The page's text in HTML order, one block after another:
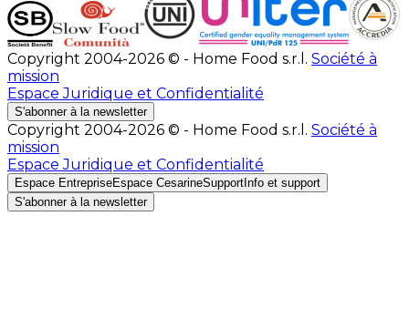
Copyright 2004-2026 © - Home Food s.r.l. Société à
mission
Espace Juridique et Confidentialité
S'abonner à la newsletter
Copyright 2004-2026 © - Home Food s.r.l. Société à
mission
Espace Juridique et Confidentialité
Espace EntrepriseEspace CesarineSupport Info et support
S'abonner à la newsletter